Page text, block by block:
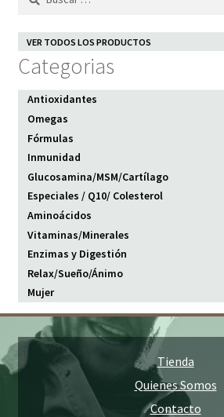
VER TODOS LOS PRODUCTOS
Categorias
Antioxidantes
Omegas
Fórmulas
Inmunidad
Glucosamina/MSM/Cartílago
Especiales / Q10/ Colesterol
Aminoácidos
Vitaminas/Minerales
Enzimas y Digestión
Relax/Sueño/Ánimo
Mujer
Tienda
Quienes Somos
Contacto